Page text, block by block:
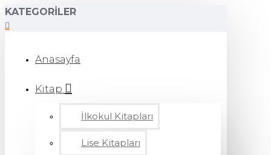
KATEGORILER
Anasayfa
Kitap
İlkokul Kitapları
Lise Kitapları